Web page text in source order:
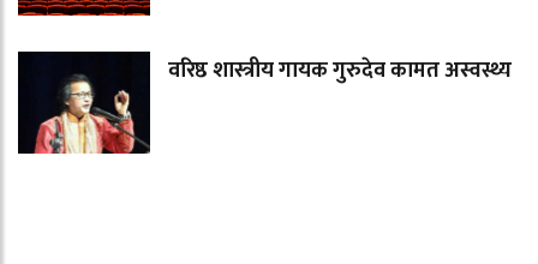
वरिष्ठ शास्त्रीय गायक गुरुदेव कामत अस्वस्थ्य